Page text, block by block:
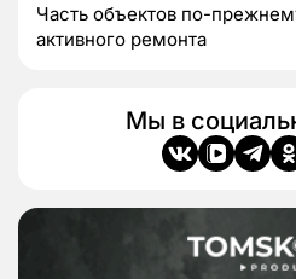
Часть объектов по-
активного ремонта
Мы в